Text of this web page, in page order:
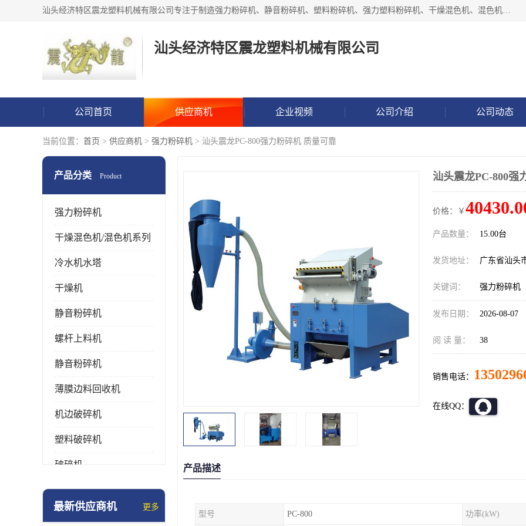
汕头经济特区震龙塑料机械有限公司专注于制造强力粉碎机、静音粉碎机、塑料粉碎机、强力塑料粉碎机、干燥混色机、混色机、冷水机、上料机等塑料辅助机械。
汕头经济特区震龙塑料机械有限公司
公司首页 供应商机 企业视频 公司介绍 公司动态
当前位置： 首页 > 供应商机 > 强力粉碎机 > 汕头震龙PC-800强力粉碎机 质量可靠
产品分类 Product
强力粉碎机
干燥混色机/混色机系列
冷水机水塔
干燥机
静音粉碎机
螺杆上料机
静音粉碎机
薄膜边料回收机
机边破碎机
塑料破碎机
破碎机
强力粉碎机
最新供应商机 更多
汕头震龙PC-800强
价格：￥
产品数量： 15.00台
发货地址： 广东省汕头
关键词： 强力粉碎机
发布日期： 2026-08-07
阅 读 量： 38
销售电话：
在线QQ：
产品描述
型号 PC-800 功率(kW)